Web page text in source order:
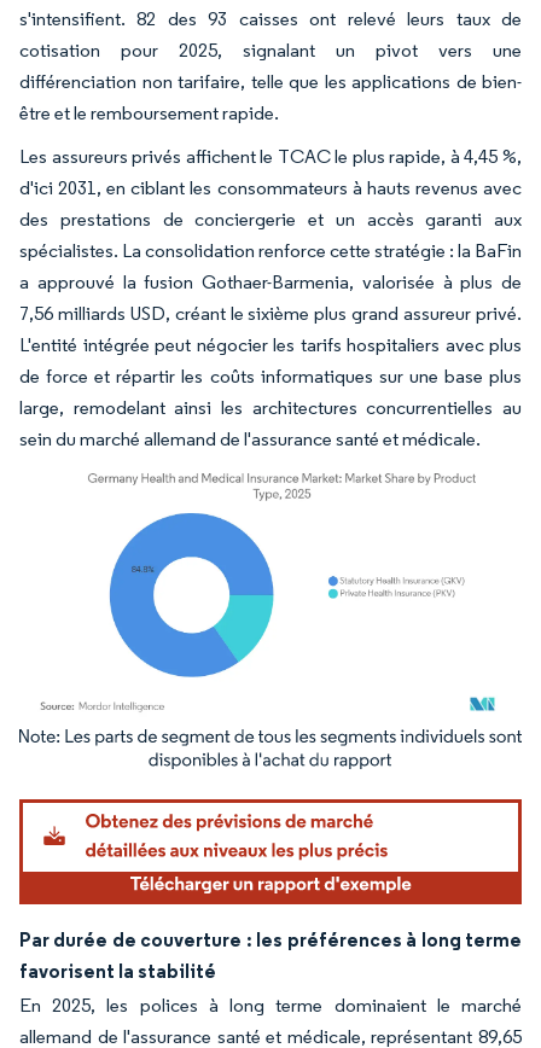
s'intensifient. 82 des 93 caisses ont relevé leurs taux de
cotisation pour 2025, signalant un pivot vers une
différenciation non tarifaire, telle que les applications de bien-
être et le remboursement rapide.
Les assureurs privés affichent le TCAC le plus rapide, à 4,45 %,
d'ici 2031, en ciblant les consommateurs à hauts revenus avec
des prestations de conciergerie et un accès garanti aux
spécialistes. La consolidation renforce cette stratégie : la BaFin
a approuvé la fusion Gothaer-Barmenia, valorisée à plus de
7,56 milliards USD, créant le sixième plus grand assureur privé.
L'entité intégrée peut négocier les tarifs hospitaliers avec plus
de force et répartir les coûts informatiques sur une base plus
large, remodelant ainsi les architectures concurrentielles au
sein du marché allemand de l'assurance santé et médicale.
Image © Mordor Intelligence. La réutilisation nécessite une attribution sous CC BY
Par durée de couverture : les préférences à long terme
favorisent la stabilité
En 2025, les polices à long terme dominaient le marché
allemand de l'assurance santé et médicale, représentant 89,65